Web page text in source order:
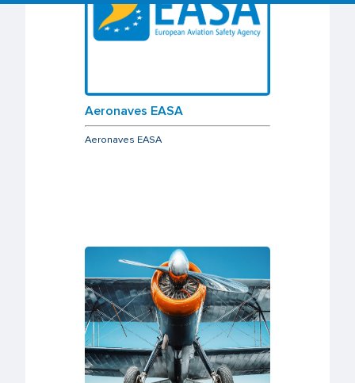
Aeronaves EASA
Aeronaves EASA